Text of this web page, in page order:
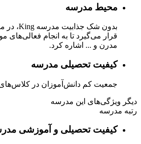
محیط مدرسه
مدرن و ... اشاره کرد.
کیفیت تحصیلی مدرسه
جمعیت کم دانش‌آموزان در
دیگر ویژگی‌های این مدرسه
رتبه مدرسه
کیفیت تحصیلی و آموزشی